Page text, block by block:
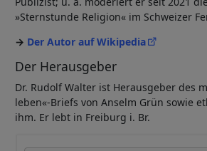
»Sternstunde Religion« im Schweizer
Der Autor auf Wikipedia
Der Herausgeber
Dr. Rudolf Walter ist Herausgeber des
leben«-Briefs von Anselm Grün sowie
ihm. Er lebt in Freiburg i. Br.